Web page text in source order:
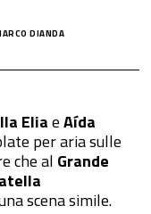
DIANDA
EliaeAída
per aria sulle
che al Grande
scena simile.